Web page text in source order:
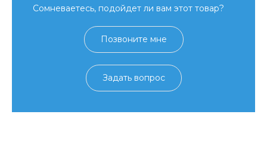
Сомневаетесь, подойдет ли вам этот товар?
Позвоните мне
Задать вопрос